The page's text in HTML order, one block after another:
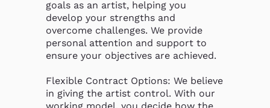
goals as an artist, helping you
develop your strengths and
overcome challenges. We provide
personal attention and support to
ensure your objectives are achieved.
Flexible Contract Options: We believe
in giving the artist control. With our